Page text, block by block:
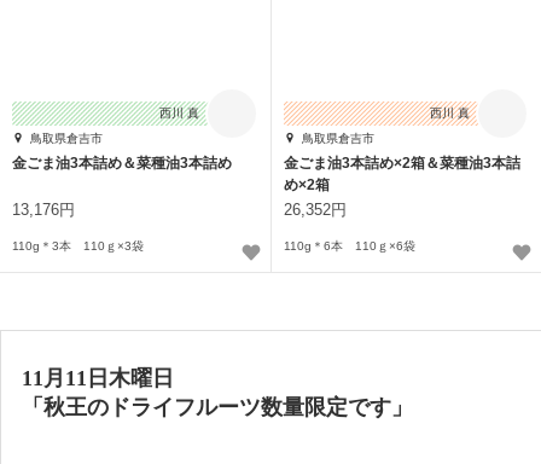
西川 真
鳥取県倉吉市
金ごま油3本詰め＆菜種油3本詰め
13,176円
110g＊3本 110ｇ×3袋
西川 真
鳥取県倉吉市
金ごま油3本詰め×2箱＆菜種油3本詰
め×2箱
26,352円
110g＊6本 110ｇ×6袋
11月11日木曜日
「秋王のドライフルーツ数量限定です 」